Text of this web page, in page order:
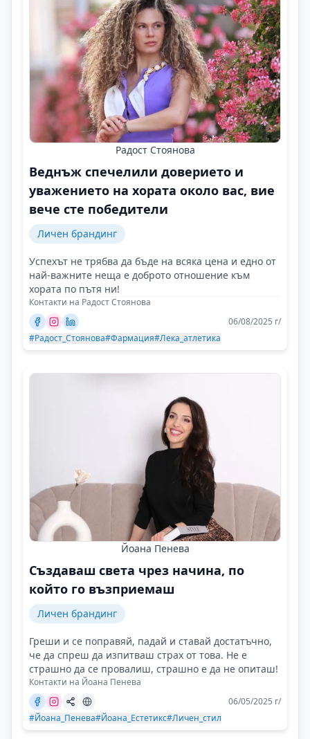
Радост Стоянова
Веднъж спечелили доверието и
уважението на хората около вас, вие
вече сте победители
Личен брандинг
Успехът не трябва да бъде на всяка цена и едно от
най-важните неща е доброто отношение към
хората по пътя ни!
Контакти на Радост Стоянова
06/08/2025 г/
#Радост_Стоянова#Фармация#Лека_атлетика
Йоана Пенева
Създаваш света чрез начина, по
който го възприемаш
Личен брандинг
Греши и се поправяй, падай и ставай достатъчно,
че да спреш да изпитваш страх от това. Не е
страшно да се провалиш, страшно е да не опиташ!
Контакти на Йоана Пенева
06/05/2025 г/
#Йоана_Пенева#Йоана_Естетикс#Личен_стил